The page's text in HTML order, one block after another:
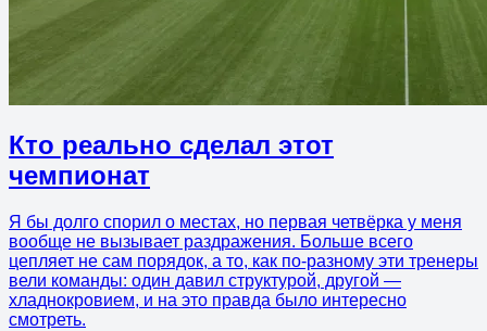
Кто реально сделал этот
чемпионат
Я бы долго спорил о местах, но первая четвёрка у меня
вообще не вызывает раздражения. Больше всего
цепляет не сам порядок, а то, как по-разному эти тренеры
вели команды: один давил структурой, другой —
хладнокровием, и на это правда было интересно
смотреть.